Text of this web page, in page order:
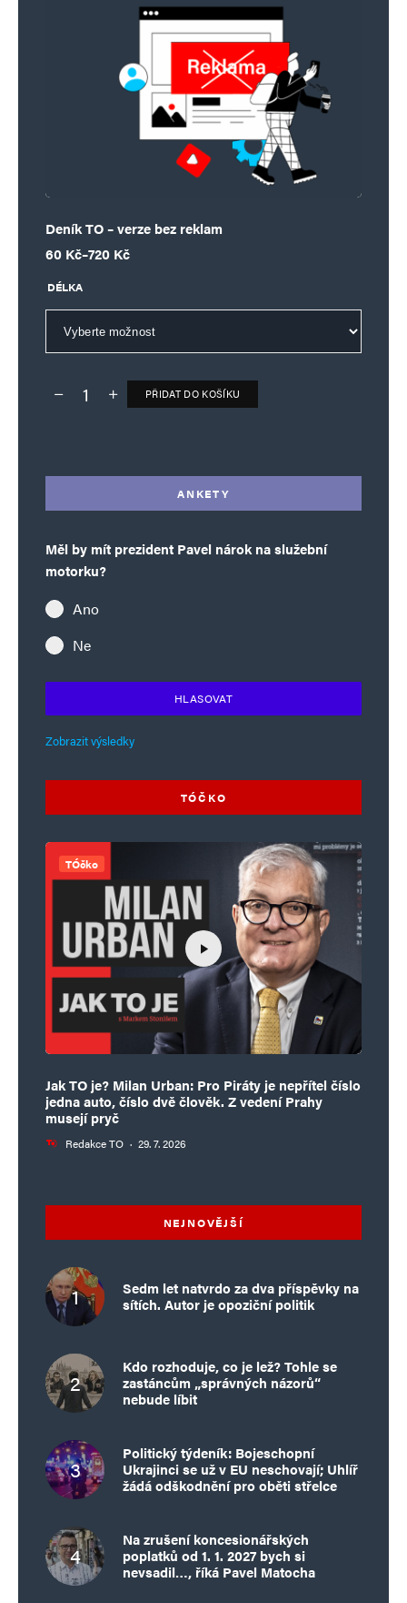
Deník TO – verze bez reklam
60 Kč–720 Kč
Rozpětí cen: 60 Kč až 720 Kč
DÉLKA
Deník TO – verze bez reklam množství
PŘIDAT DO KOŠÍKU
ANKETY
Měl by mít prezident Pavel nárok na služební
motorku?
Ano
Ne
HLASOVAT
Zobrazit výsledky
TÓČKO
TÓčko
Jak TO je? Milan Urban: Pro Piráty je nepřítel číslo
jedna auto, číslo dvě člověk. Z vedení Prahy
musejí pryč
Redakce TO · 29. 7. 2026
NEJNOVĚJŠÍ
Sedm let natvrdo za dva příspěvky na
sítích. Autor je opoziční politik
Kdo rozhoduje, co je lež? Tohle se
zastáncům „správných názorů“
nebude líbit
Politický týdeník: Bojeschopní
Ukrajinci se už v EU neschovají; Uhlíř
žádá odškodnění pro oběti střelce
Na zrušení koncesionářských
poplatků od 1. 1. 2027 bych si
nevsadil…, říká Pavel Matocha